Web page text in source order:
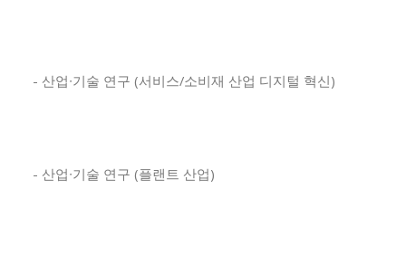
- 산업∙기술 연구 (서비스/소비재 산업 디지털 혁신)
- 산업∙기술 연구 (플랜트 산업)